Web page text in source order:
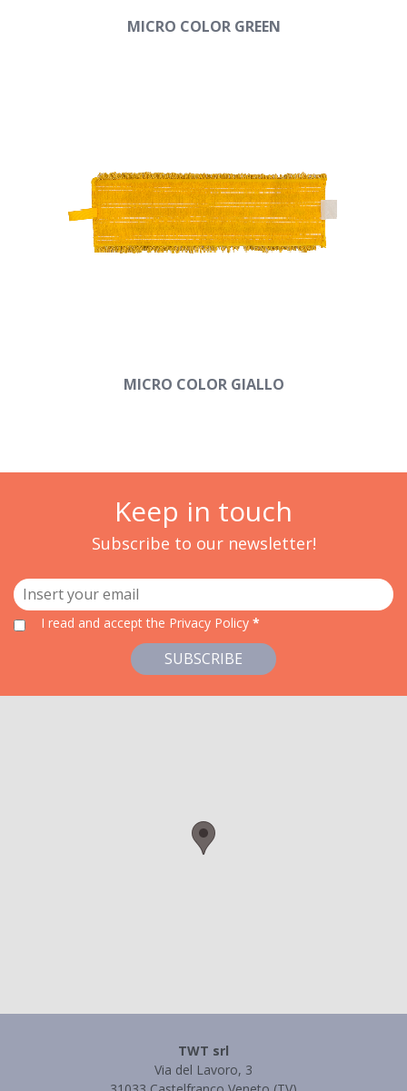
MICRO COLOR GREEN
MICRO COLOR GIALLO
Keep in touch
Subscribe to our newsletter!
SUBSCRIBE
I read and acceptthe Privacy Policy *
TWT srl
Via del Lavoro, 3